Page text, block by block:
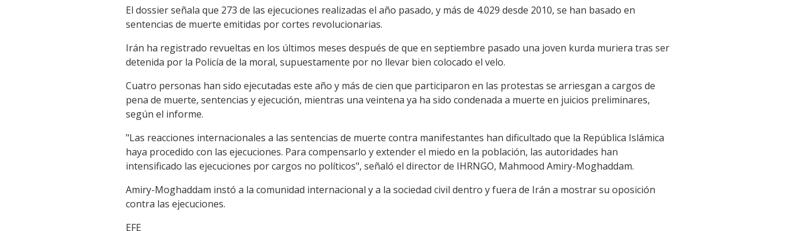
El dossier señala que 273 de las ejecuciones realizadas el año pasado, y más de 4.029 desde 2010, se han basado en
sentencias de muerte emitidas por cortes revolucionarias.
Irán ha registrado revueltas en los últimos meses después de que en septiembre pasado una joven kurda muriera tras ser
detenida por la Policía de la moral, supuestamente por no llevar bien colocado el velo.
Cuatro personas han sido ejecutadas este año y más de cien que participaron en las protestas se arriesgan a cargos de
pena de muerte, sentencias y ejecución, mientras una veintena ya ha sido condenada a muerte en juicios preliminares,
según el informe.
"Las reacciones internacionales a las sentencias de muerte contra manifestantes han dificultado que la República Islámica
haya procedido con las ejecuciones. Para compensarlo y extender el miedo en la población, las autoridades han
intensificado las ejecuciones por cargos no políticos", señaló el director de IHRNGO, Mahmood Amiry-Moghaddam.
Amiry-Moghaddam instó a la comunidad internacional y a la sociedad civil dentro y fuera de Irán a mostrar su oposición
contra las ejecuciones.
EFE